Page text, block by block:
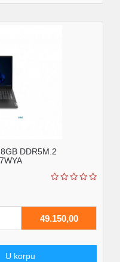
DDR5M.2
49.150,00
U korpu